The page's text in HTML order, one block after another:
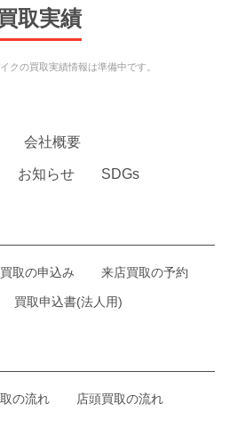
取実績
クの買取実績情報は準備中です。
会社概要
お知らせ SDGs
取の申込み 来店買取の予約
買取申込書(法人用)
の流れ 店頭買取の流れ